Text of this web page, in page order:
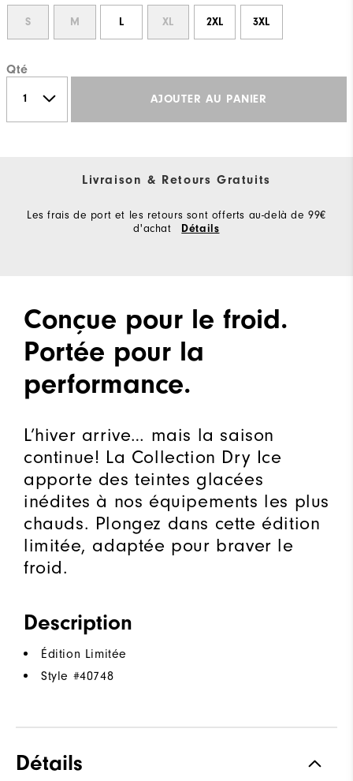
S M L XL 2XL 3XL
Qté
AJOUTER AU PANIER
Livraison & Retours Gratuits
Les frais de port et les retours sont offerts au-delà de 99€
d'achat
Détails
Conçue pour le froid.
Portée pour la
performance.
L’hiver arrive… mais la saison
continue! La Collection Dry Ice
apporte des teintes glacées
inédites à nos équipements les plus
chauds. Plongez dans cette édition
limitée, adaptée pour braver le
froid.
Description
Édition Limitée
Style #40748
Détails